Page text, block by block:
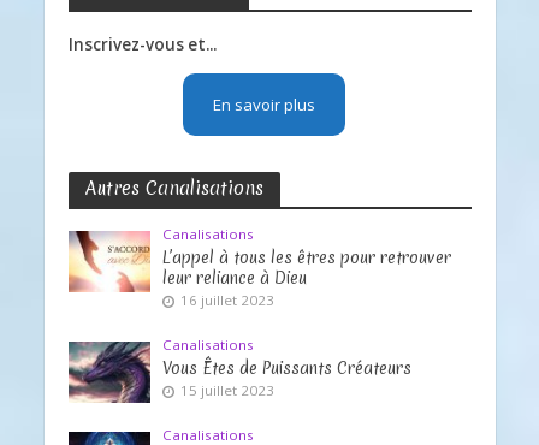
Inscrivez-vous et...
En savoir plus
Autres Canalisations
Canalisations
L’appel à tous les êtres pour retrouver
leur reliance à Dieu
16 juillet 2023
Canalisations
Vous Êtes de Puissants Créateurs
15 juillet 2023
Canalisations